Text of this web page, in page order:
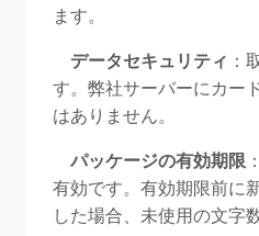
ます。
データセキュリティ ：
す。弊社サーバーにカー
はありません。
パッケージの有効期限
有効です。有効期限前に
した場合、未使用の文字